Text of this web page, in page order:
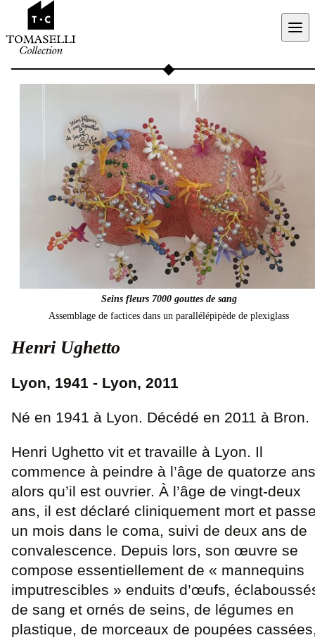
Aller au contenu
Seins fleurs 7000 gouttes de sang
Assemblage de factices dans un parallélépipède de plexiglass
Henri Ughetto
Lyon, 1941 - Lyon, 2011
Né en 1941 à Lyon. Décédé en 2011 à Bron.
Henri Ughetto vit et travaille à Lyon. Il
commence à peindre à l’âge de quatorze ans
alors qu’il est ouvrier. À l’âge de vingt-deux
ans, il est déclaré cliniquement mort et
un mois dans le coma, suivi de deux ans de
convalescence. Depuis lors, son œuvre se
compose essentiellement de « mannequins
imputrescibles » enduits d’œufs,
de sang et ornés de seins, de légumes en
plastique, de morceaux de poupées